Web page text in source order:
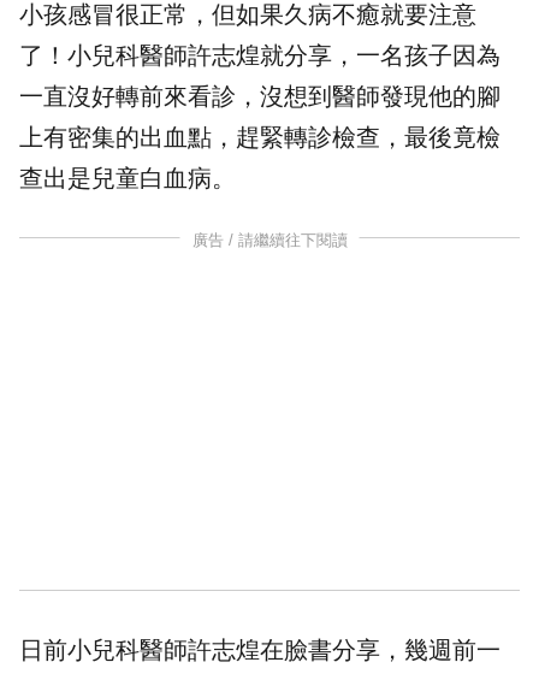
小孩感冒很正常，但如果久病不癒就要注意
了！ 小兒科醫師許志煌就分享，一名孩子因為
一直沒好轉前來看診，沒想到醫師發現他的腳
上有密集的出血點 ，趕緊轉診檢查，最後竟檢
查出是兒童白血病。
廣告 / 請繼續往下閱讀
日前小兒科醫師許志煌在臉書分享，幾週前一